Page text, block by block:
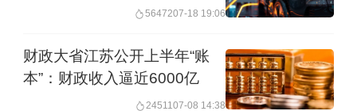
营业税全面改为增值税，所以对营改增
策，毕竟这些项目当年投资时不能抵扣
进项税额，如果按照增值税一般纳税人
5647207-18 19:06
财政大省江苏公开上半年“账
本”：财政收入逼近6000亿
2451107-08 14:38